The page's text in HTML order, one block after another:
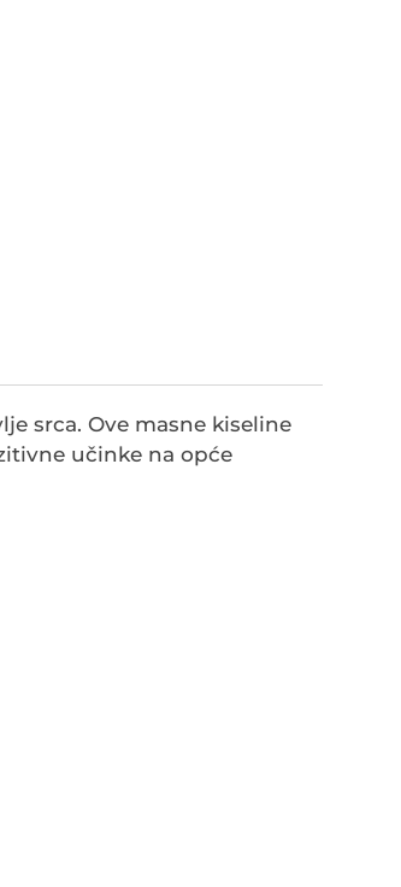
srca. Ove masne kiseline
učinke na opće